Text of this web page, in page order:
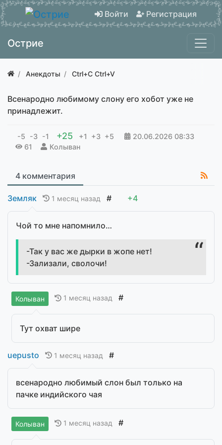
Войти Регистрация
Острие
Анекдоты Ctrl+C Ctrl+V
Всенародно любимому слону его хобот уже не
принадлежит.
-5 -3 -1 +25 +1 +3 +5 20.06.2026 08:33
61
Колыван
4 комментария
Земляк 1 месяц назад # +4
Чой то мне напомнило…
-Так у вас же дырки в жопе нет!
-Зализали, сволочи!
Колыван 1 месяц назад #
Тут охват шире
uepusto 1 месяц назад #
всенародно любимый слон был только на
пачке индийского чая
Колыван 1 месяц назад #